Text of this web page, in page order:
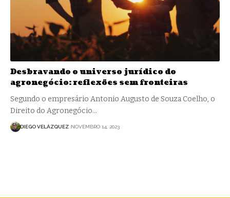
Desbravando o universo jurídico do
agronegócio: reflexões sem fronteiras
Segundo o empresário Antonio Augusto de Souza Coelho, o
Direito do Agronegócio…
DIEGO VELÁZQUEZ NOVEMBRO 14, 2023